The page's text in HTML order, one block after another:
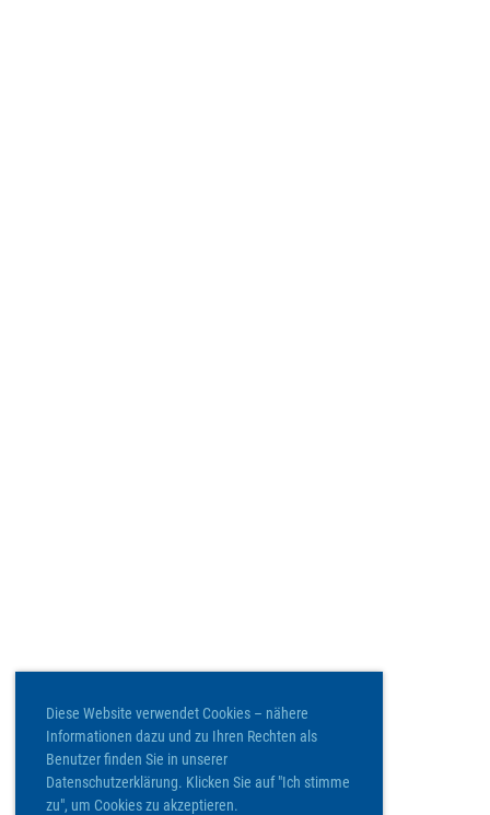
Diese Website verwendet Cookies – nähere
Informationen dazu und zu Ihren Rechten als
Benutzer finden Sie in unserer
Datenschutzerklärung. Klicken Sie auf "Ich stimme
zu", um Cookies zu akzeptieren.